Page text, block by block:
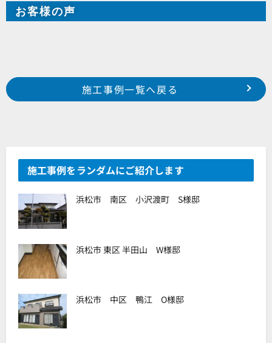
お客様の声
Prev
浜松市 中区 向宿町 N様邸
浜松市 東区 中里町 M様邸
施工事例一覧へ戻る
施工事例をランダムにご紹介します
浜松市 南区 小沢渡町 S様邸
浜松市 東区 半田山 W様邸
浜松市 中区 鴨江 O様邸